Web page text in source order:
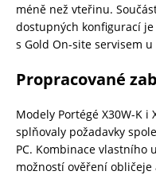
méně než vteřinu.
dostupných konfigurací
s Gold On-site servisem u
Propracované
Modely Portégé X30W-K i
splňovaly požadavky
PC. Kombinace vlastního
možností ověření